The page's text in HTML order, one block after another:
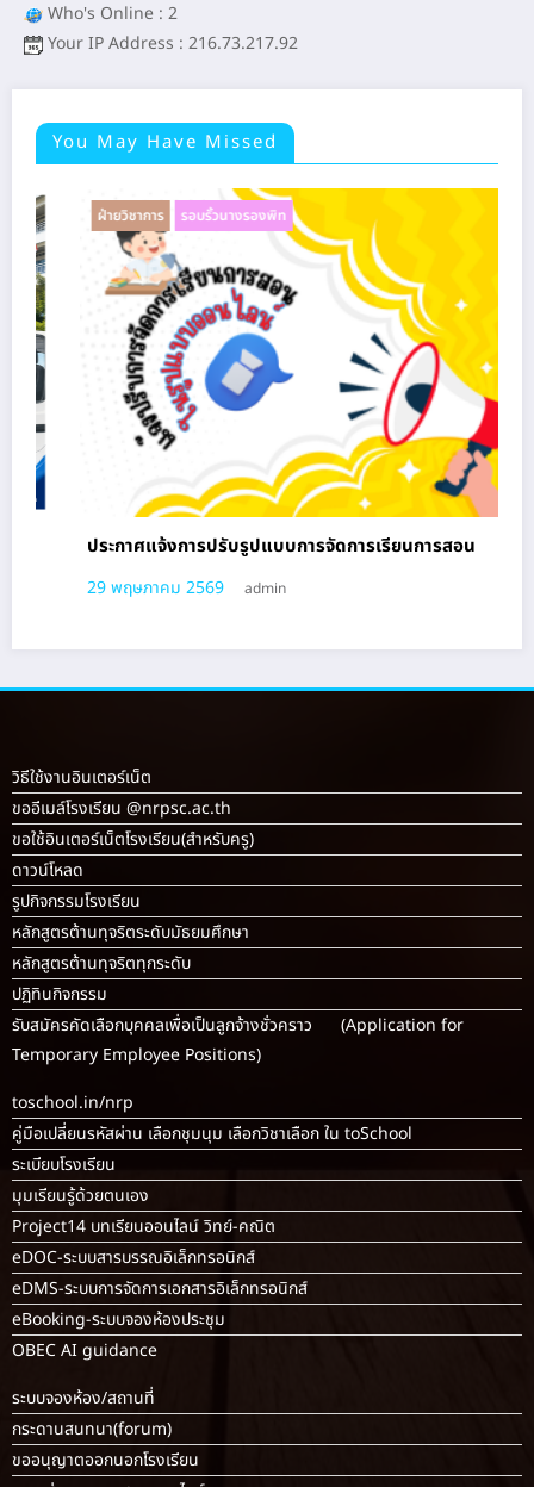
Who's Online : 2
Your IP Address : 216.73.217.92
You May Have Missed
รจัดการเรียนการสอน
ฝ่ายบริหารงบประมาณ
วิธีใช้งานอินเตอร์เน็ต
ขออีเมล์โรงเรียน @nrpsc.ac.th
ขอใช้อินเตอร์เน็ตโรงเรียน(สำหรับครู)
ดาวน์โหลด
รูปกิจกรรมโรงเรียน
หลักสูตรต้านทุจริตระดับมัธยมศึกษา
ปฏิทินกิจกรรม
รับสมัครคัดเลือกบุคคลเพื่อเป็นลูกจ้างชั่วคราว (Application for
Temporary Employee Positions)
toschool.in/nrp
คู่มือเปลี่ยนรหัสผ่าน เลือกชุมนุม เลือกวิชาเลือก ใน toSchool
ระเบียบโรงเรียน
มุมเรียนรู้ด้วยตนเอง
Project14 บทเรียนออนไลน์ วิทย์-คณิต
eDOC-ระบบสารบรรณอิเล็กทรอนิกส์
eDMS-ระบบการจัดการเอกสารอิเล็กทรอนิกส์
eBooking-ระบบจองห้องประชุม
OBEC AI guidance